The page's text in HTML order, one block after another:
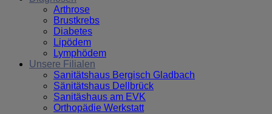
Arthrose
Brustkrebs
Diabetes
Lipödem
Lymphödem
Unsere Filialen
Sanitätshaus Bergisch Gladbach
Sänitätshaus Dellbrück
Sanitäshaus am EVK
Orthopädie Werkstatt